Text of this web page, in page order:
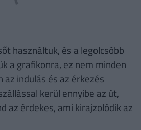
használtuk, és a legolcsóbb
a grafikonra, ez nem minden
indulás és az érkezés
kerül ennyibe az út,
az érdekes, ami kirajzolódik az